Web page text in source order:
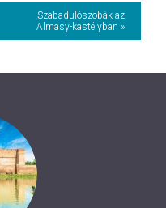
Szabadulószobák az
Almásy-kastélyban »